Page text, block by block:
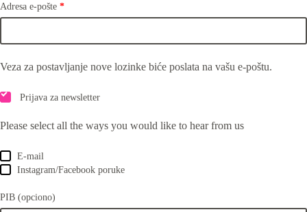
Adresa e-pošte *
Veza za postavljanje nove lozinke biće poslata na vašu e-poštu.
Prijava za newsletter
Please select all the ways you would like to hear from us
E-mail
Instagram/Facebook poruke
PIB (opciono)